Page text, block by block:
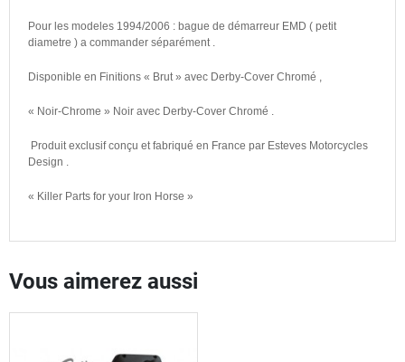
Pour les modeles 1994/2006 : bague de démarreur EMD ( petit
diametre ) a commander séparément .
Disponible en Finitions « Brut » avec Derby-Cover Chromé ,
« Noir-Chrome » Noir avec Derby-Cover Chromé .
Produit exclusif conçu et fabriqué en France par Esteves Motorcycles
Design .
« Killer Parts for your Iron Horse »
Vous aimerez aussi